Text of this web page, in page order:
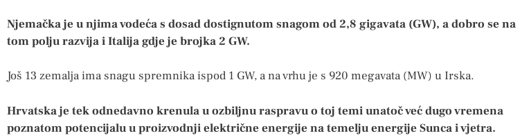
Njemačka je u njima vodeća s dosad dostignutom snagom od 2,8 gigavata (GW), a dobro se na
tom polju razvija i Italija gdje je brojka 2 GW.
Još 13 zemalja ima snagu spremnika ispod 1 GW, a na vrhu je s 920 megavata (MW) u Irska.
Hrvatska je tek odnedavno krenula u ozbiljnu raspravu o toj temi unatoč već dugo vremena
poznatom potencijalu u proizvodnji električne energije na temelju energije Sunca i vjetra.